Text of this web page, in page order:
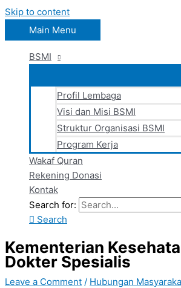
Skip to content
Main Menu
BSMI
Profil Lembaga
Visi dan Misi BSMI
Struktur Organisasi BSMI
Program Kerja
Wakaf Quran
Rekening Donasi
Kontak
Search for:
Search
Kementerian
Dokter Spesialis
Leave a Comment / Hubungan